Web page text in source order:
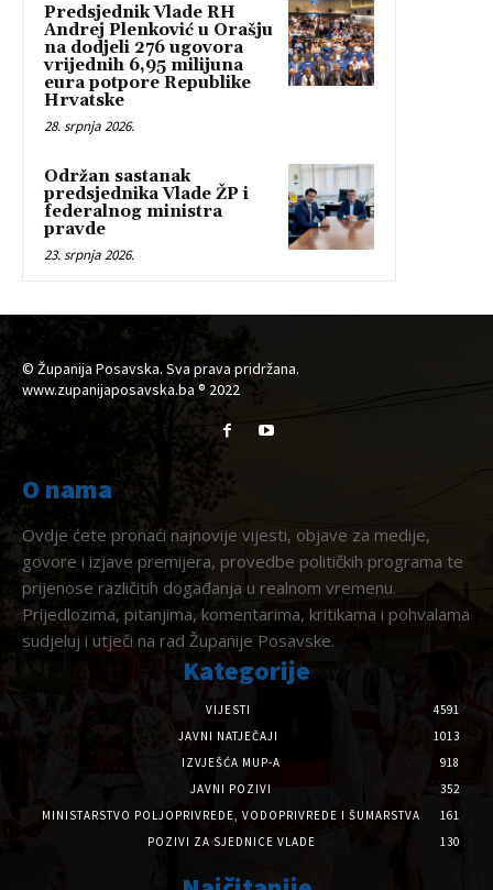
Predsjednik Vlade RH
Andrej Plenković u Orašju
na dodjeli 276 ugovora
vrijednih 6,95 milijuna
eura potpore Republike
Hrvatske
28. srpnja 2026.
Održan sastanak
predsjednika Vlade ŽP i
federalnog ministra
pravde
23. srpnja 2026.
© Županija Posavska. Sva prava pridržana.
www.zupanijaposavska.ba ® 2022
O nama
Ovdje ćete pronaći najnovije vijesti, objave za medije,
govore i izjave premijera, provedbe političkih programa te
prijenose različitih događanja u realnom vremenu.
Prijedlozima, pitanjima, komentarima, kritikama i pohvalama
sudjeluj i utječi na rad Županije Posavske.
Kategorije
VIJESTI
4591
JAVNI NATJEČAJI
1013
IZVJEŠĆA MUP-A
918
JAVNI POZIVI
352
MINISTARSTVO POLJOPRIVREDE, VODOPRIVREDE I ŠUMARSTVA
161
POZIVI ZA SJEDNICE VLADE
130